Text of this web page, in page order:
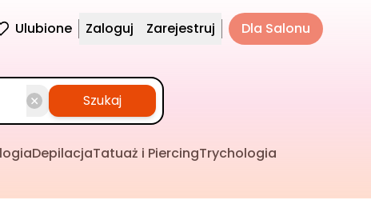
Ulubione Zaloguj Zarejestruj Dla Salonu
Szukaj
DepilacjaTatuaż i PiercingTrychologia